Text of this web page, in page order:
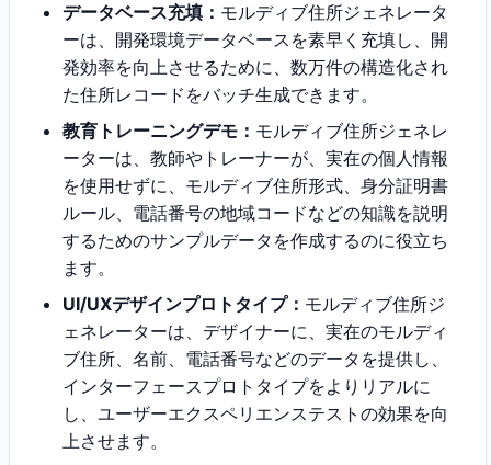
データベース充填： モルディブ住所ジェネレータ
ーは、開発環境データベースを素早く充填し、開
発効率を向上させるために、数万件の構造化され
た住所レコードをバッチ生成できます。
教育トレーニングデモ： モルディブ住所ジェネレ
ーターは、教師やトレーナーが、実在の個人情報
を使用せずに、モルディブ住所形式、身分証明書
ルール、電話番号の地域コードなどの知識を説明
するためのサンプルデータを作成するのに役立ち
ます。
UI/UXデザインプロトタイプ： モルディブ住所ジ
ェネレーターは、デザイナーに、実在のモルディ
ブ住所、名前、電話番号などのデータを提供し、
インターフェースプロトタイプをよりリアルに
し、ユーザーエクスペリエンステストの効果を向
上させます。